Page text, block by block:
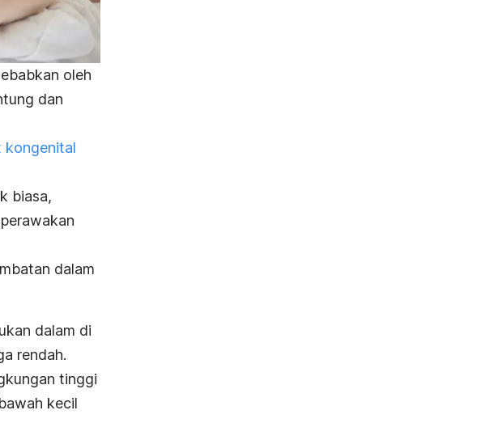
oleh
dan
kongenital
biasa,
dalam
dalam di
rendah.
tinggi
kecil